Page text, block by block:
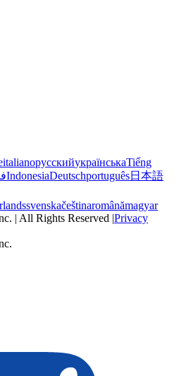
italianoрусскийукраїнськаTiếng
IndonesiaDeutschportuguês日本語
svenskačeštinaromânămagyar
| All Rights Reserved |Privacy